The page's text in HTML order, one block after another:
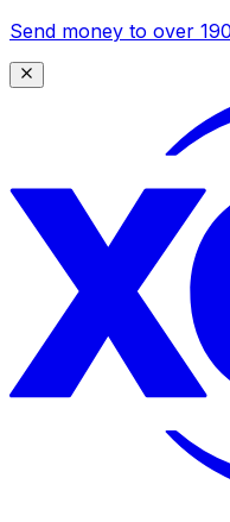
Send money to over